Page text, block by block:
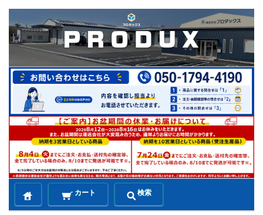
カート 検索